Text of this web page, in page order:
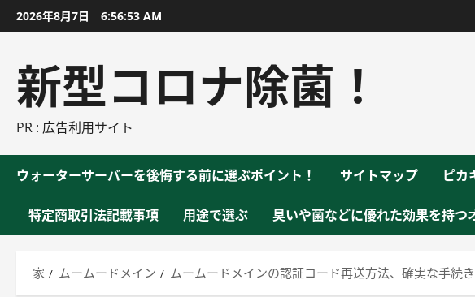
ン
2026年8月7日 6:56:54 AM
新型コロナ除菌！
PR : 広告利用サイト
ウォーターサーバーを後悔する前に選ぶポイント！ サイトマップ ピカ
特定商取引法記載事項 用途で選ぶ 臭いや菌などに優れた効果を持
家 ムームードメイン ムームードメインの認証コード再送方法、確実な手続き